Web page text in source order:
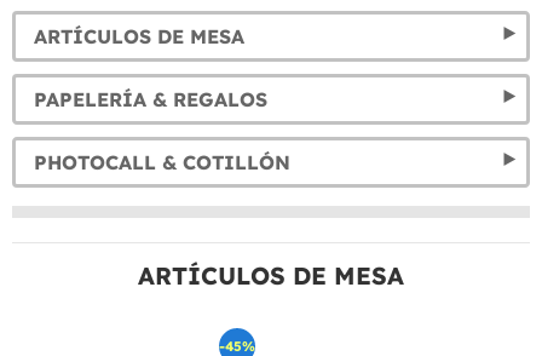
ARTÍCULOS DE MESA
PAPELERÍA & REGALOS
PHOTOCALL & COTILLÓN
ARTÍCULOS DE MESA
-45%